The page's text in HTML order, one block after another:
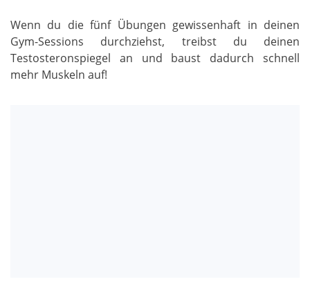
Wenn du die fünf Übungen gewissenhaft in deinen
Gym-Sessions durchziehst, treibst du deinen
Testosteronspiegel an und baust dadurch schnell
mehr Muskeln auf!